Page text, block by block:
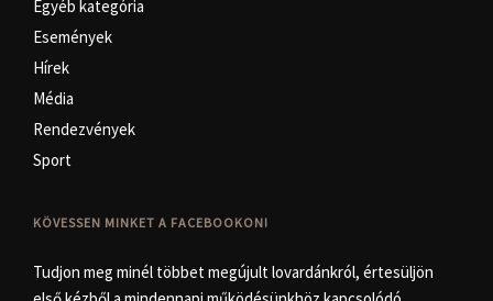
Egyéb kategória
Események
Hírek
Média
Rendezvények
Sport
KÖVESSEN MINKET A FACEBOOKON!
Tudjon meg minél többet megújult lovardánkról, értesüljön